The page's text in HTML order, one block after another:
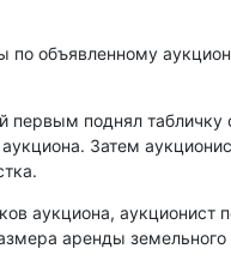
по объявленному
первым поднял
Затем
аукциона, аукционист
аренды земельного